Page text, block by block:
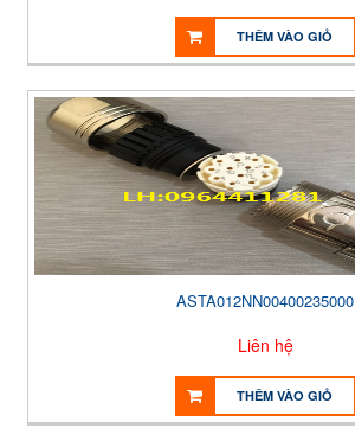
THÊM VÀO GIỎ
ASTA012NN00400235000
Liên hệ
THÊM VÀO GIỎ